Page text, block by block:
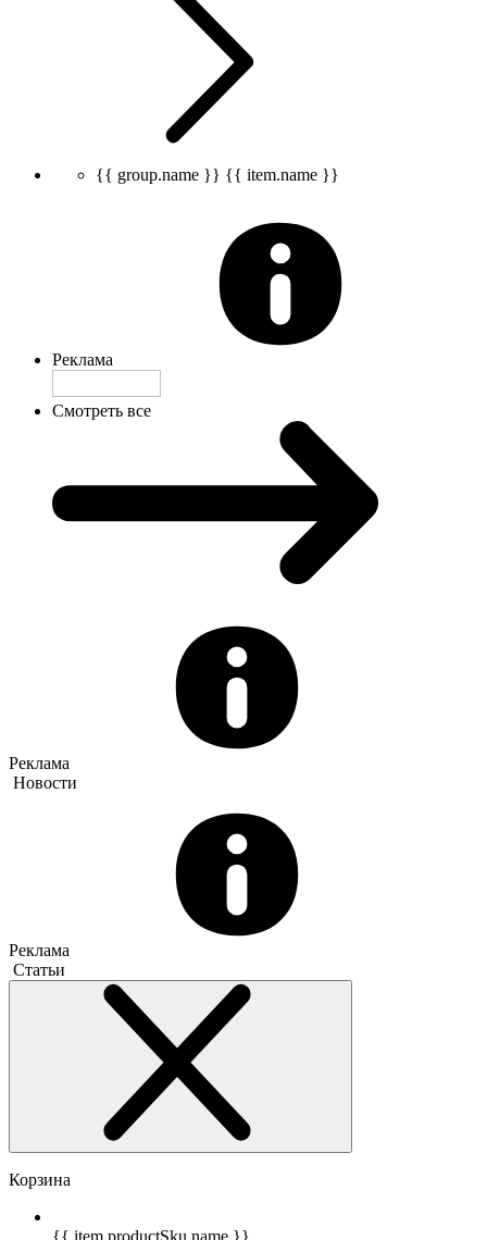
{{ group.name }} {{ item.name }}
Реклама
Смотреть все
Реклама
Новости
Реклама
Статьи
Корзина
{{ item.productSku.name }}